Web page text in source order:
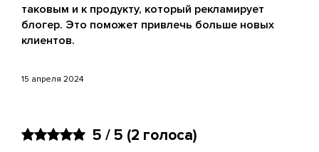
таковым и к продукту, который рекламирует
блогер. Это поможет привлечь больше новых
клиентов.
15 апреля 2024
5 / 5 (2 голоса)